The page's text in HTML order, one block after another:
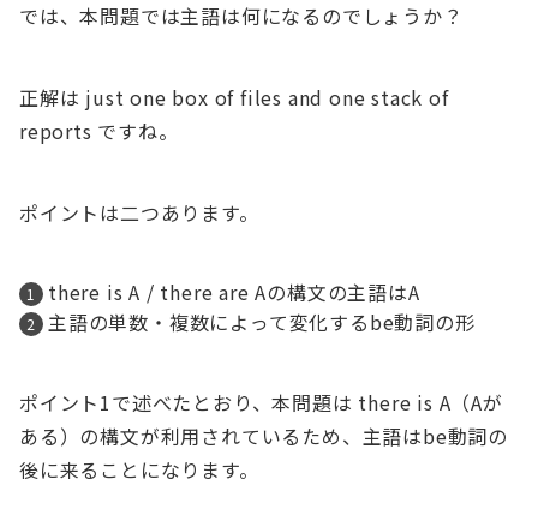
では、本問題では主語は何になるのでしょうか？
正解は just one box of files and one stack of
reports ですね。
ポイントは二つあります。
there is A / there are Aの構文の主語はA
主語の単数・複数によって変化するbe動詞の形
ポイント1で述べたとおり、本問題は there is A（Aが
ある）の構文が利用されているため、主語はbe動詞の
後に来ることになります。